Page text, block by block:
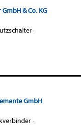
& Co. KG
·
GmbH
·